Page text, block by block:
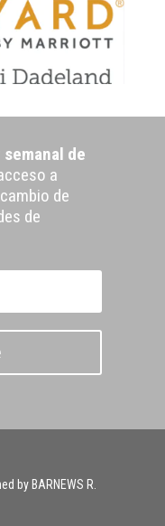
de
a
de
de
by BARNEWS R.